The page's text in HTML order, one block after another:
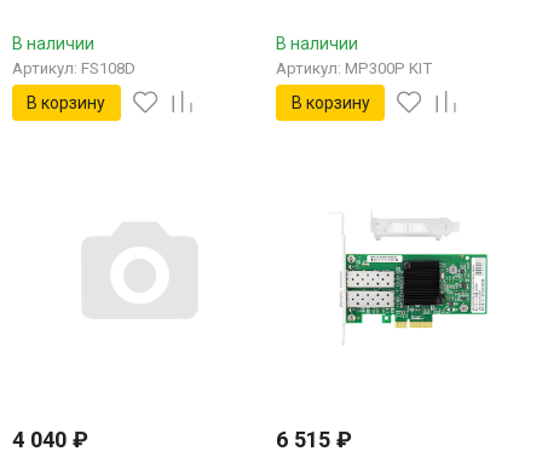
В наличии
Артикул: FS108D
В корзину
В наличии
Артикул: MP300P KIT
В корзину
4 040 ₽ 6 515₽